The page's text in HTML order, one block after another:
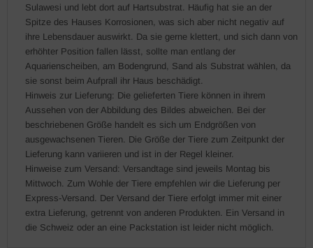
Sulawesi und lebt dort auf Hartsubstrat. Häufig hat sie an der
Spitze des Hauses Korrosionen, was sich aber nicht negativ auf
ihre Lebensdauer auswirkt. Da sie gerne klettert, und sich dann von
erhöhter Position fallen lässt, sollte man entlang der
Aquarienscheiben, am Bodengrund, Sand als Substrat wählen, da
sie sonst beim Aufprall ihr Haus beschädigt.
Hinweis zur Lieferung: Die gelieferten Tiere können in ihrem
Aussehen von der Abbildung des Bildes abweichen. Bei der
beschriebenen Größe handelt es sich um Endgrößen von
ausgewachsenen Tieren. Die Größe der Tiere zum Zeitpunkt der
Lieferung kann variieren und ist in der Regel kleiner.
Hinweise zum Versand: Versandtage sind jeweils Montag bis
Mittwoch. Zum Wohle der Tiere empfehlen wir die Lieferung per
Express-Versand. Der Versand der Tiere erfolgt immer mit einer
extra Lieferung, getrennt von anderen Produkten. Ein Versand in
die Schweiz oder an eine Packstation ist leider nicht möglich.